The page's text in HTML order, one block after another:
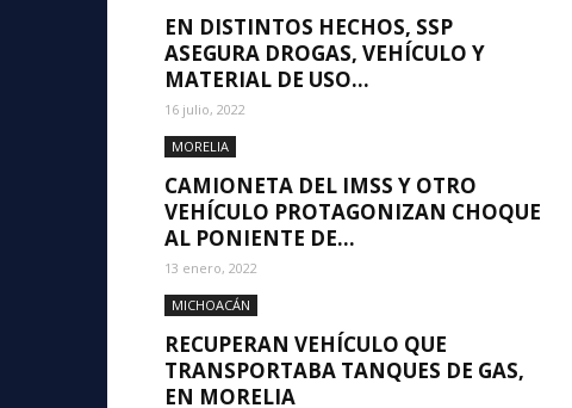
EN DISTINTOS HECHOS, SSP
ASEGURA DROGAS, VEHÍCULO Y
MATERIAL DE USO...
16 julio, 2022
MORELIA
CAMIONETA DEL IMSS Y OTRO
VEHÍCULO PROTAGONIZAN CHOQUE
AL PONIENTE DE...
13 enero, 2022
MICHOACÁN
RECUPERAN VEHÍCULO QUE
TRANSPORTABA TANQUES DE GAS,
EN MORELIA